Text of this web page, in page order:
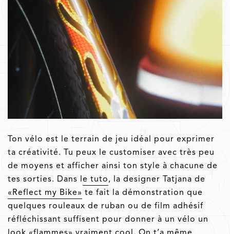
Ton vélo est le terrain de jeu idéal pour exprimer
ta créativité. Tu peux le customiser avec très peu
de moyens et afficher ainsi ton style à chacune de
tes sorties. Dans le tuto, la designer Tatjana de
«Reflect my Bike» te fait la démonstration que
quelques rouleaux de ruban ou de film adhésif
réfléchissant suffisent pour donner à un vélo un